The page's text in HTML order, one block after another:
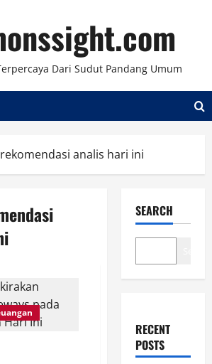
Dari Sudut Pandang Umum
analis hari ini
SEARCH
RECENT
POSTS